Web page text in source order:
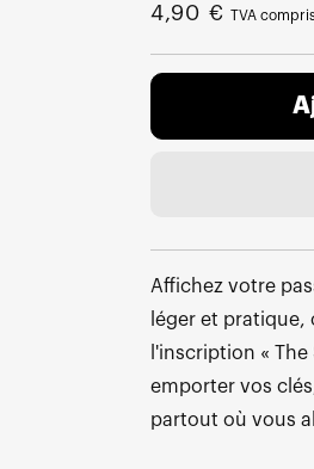
Prix
4,90 € TVA
Affichez votre
léger et pratique,
l'inscription «
emporter vos
partout où vous